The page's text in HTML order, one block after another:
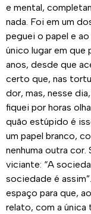
e mental,
nada. Foi em um
peguei o papel e
único lugar em que
anos, desde que
certo que, nas
dor, mas, nesse
fiquei por horas
quão estúpido é
um papel branco,
nenhuma outra cor.
viciante: “A
sociedade é
espaço para que,
relato, com a única